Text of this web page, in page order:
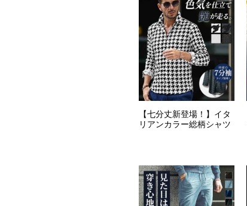
【七分丈新登場！】イタ
リアンカラー総柄シャツ